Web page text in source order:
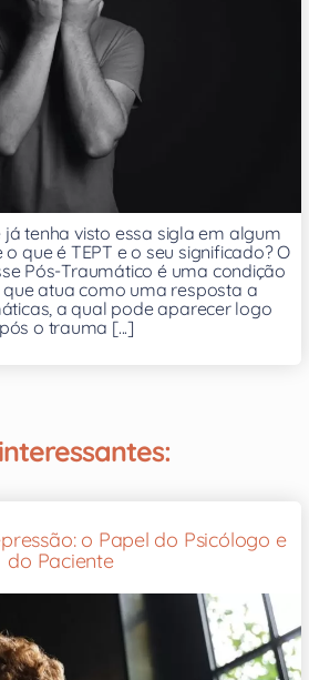
já tenha visto essa sigla em algum
que é TEPT e o seu significado? O
Pós-Traumático é uma condição
atua como uma resposta a
a qual pode aparecer logo
o trauma [...]
o Papel do Psicólogo e
do Paciente